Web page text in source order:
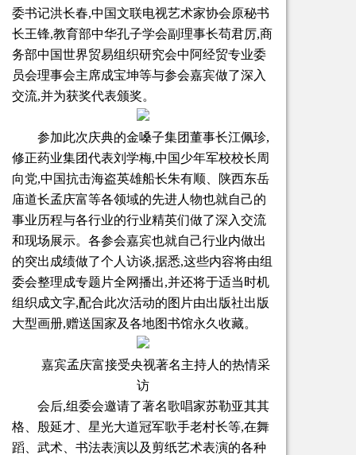
委书记洪长春,中国文联电视艺术家协会原秘书
长王锋,教育部中华孔子学会副理事长苟君厉,商
务部中国世界贸易组织研究会中阿经贸专业委
员会理事会主席成宝坤等与参会嘉宾做了深入
交流,并为获奖代表颁奖。
参加此次庆典的金嗓子集团董事长江佩珍,
修正药业集团代表刘学梅,中国少年军校校长周
向党,中国抗击海盗英雄船长朱有顺、陕西东岳
庙道长孟庆富等各领域的先进人物也就自己的
事业历程与各行业的行业精英们做了深入交流
和现场展示。各参会嘉宾也就自己行业内做出
的突出成绩做了个人访谈,据悉,这些内容将由组
委会整理成专题片全网播出,并还将于适当时机
组织成文字,配合此次活动的图片由出版社出版
大型画册,赠送国家及各地图书馆永久收藏。
嘉宾孟庆富接受央视著名主持人的热情采
访
会后,组委会邀请了著名歌唱家苏勒亚其其
格、殷延才、星光大道冠军歌手老村长等,在舞
蹈、武术、书法表演以及剪纸艺术表演的各种